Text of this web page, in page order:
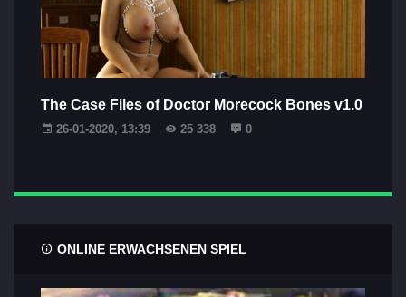
The Case Files of Doctor Morecock Bones v1.0
26-01-2020, 13:39 25 338 0
ONLINE ERWACHSENEN SPIEL